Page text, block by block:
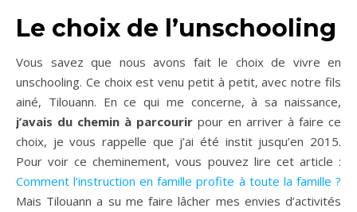
Le choix de l’unschooling
Vous savez que nous avons fait le choix de vivre en
unschooling. Ce choix est venu petit à petit, avec notre fils
ainé, Tilouann. En ce qui me concerne, à sa naissance,
j’avais du chemin à parcourir pour en arriver à faire ce
choix, je vous rappelle que j’ai été instit jusqu’en 2015.
Pour voir ce cheminement, vous pouvez lire cet article :
Comment l’instruction en famille profite à toute la famille ?
Mais Tilouann a su me faire lâcher mes envies d’activités